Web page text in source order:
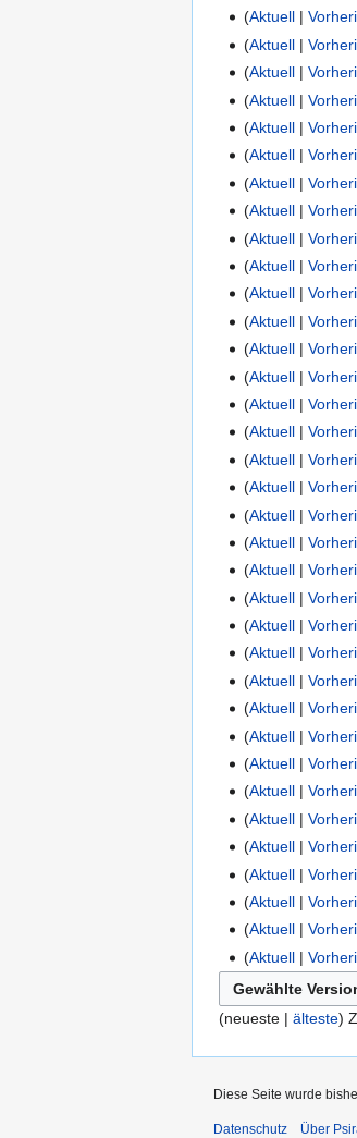
Aktuell
Aktuell
Aktuell
Aktuell
Aktuell
Aktuell
Aktuell
Aktuell
Aktuell
Aktuell
Aktuell
Aktuell
Aktuell
Aktuell
Aktuell
Aktuell
Aktuell
Aktuell
Aktuell
Aktuell
Aktuell
Aktuell
Aktuell
Aktuell
Aktuell
Aktuell
Aktuell
Aktuell
Aktuell
Aktuell
Aktuell
Aktuell
Aktuell
Aktuell
Aktuell
(neueste | älteste)
Diese Seite wurde
Datenschutz Über